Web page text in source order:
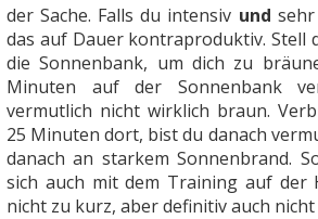
der Sache. Falls du intensiv und
das auf Dauer kontraproduktiv. Stell
die Sonnenbank, um dich zu
Minuten auf der Sonnenbank
vermutlich nicht wirklich braun.
25 Minuten dort, bist du danach
danach an starkem Sonnenbrand.
sich auch mit dem Training auf der
nicht zu kurz, aber definitiv auch nicht